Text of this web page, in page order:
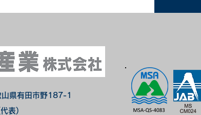
県有田市野187-1
代表)